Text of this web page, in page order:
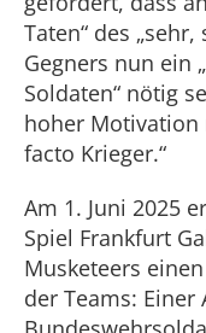
Taten“ des
Gegners nun ein
Soldaten“ nötig
hoher Motivation
facto Krieger.“
Am 1. Juni 2025
Spiel Frankfurt
Musketeers
der Teams: